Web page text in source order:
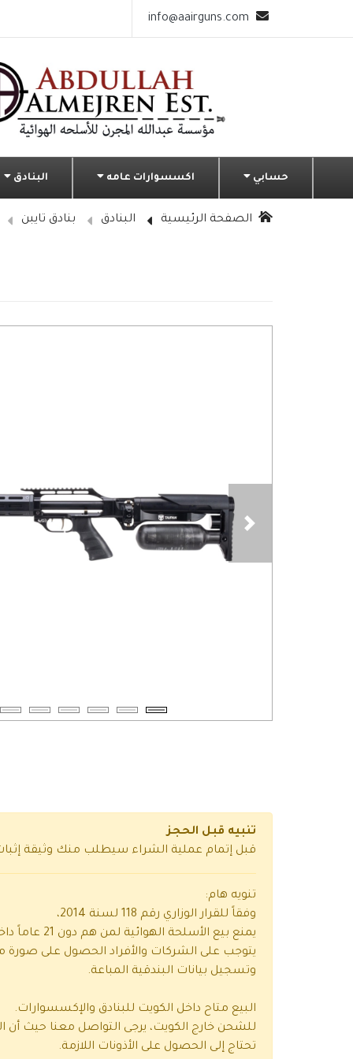
info@aairguns.com
حسابي اكسسوارات عامه البنادق
الصفحة الرئيسية البنادق بنادق تايبن
تنبيه قبل الحجز
قبل إتمام عملية الشراء سيطلب منك وثيقة
تنويه هام:
وفقاً للقرار الوزاري رقم 118 لسنة 2014،
يمنع بيع الأسلحة الهوائية لمن هم دون 21 عاماً داخل الكويت.
يتوجب على الشركات والأفراد الحصول على صورة
وتسجيل بيانات البندقية المباعة.
البيع متاح داخل الكويت للبنادق والإكسسوارات.
للشحن خارج الكويت، يرجى التواصل معنا حيث أن
تحتاج إلى الحصول على الأذونات اللازمة.